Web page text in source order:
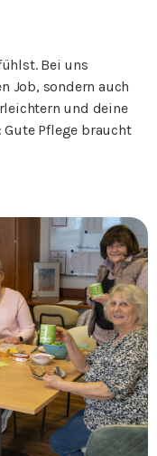
Bei uns
Job, sondern auch
und deine
Pflege braucht